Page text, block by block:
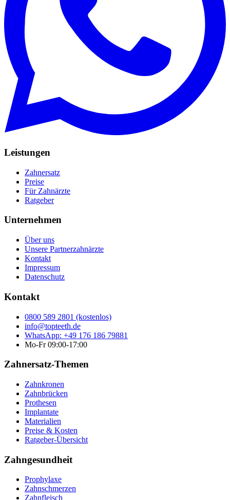
Leistungen
Zahnersatz
Preise
Für Zahnärzte
Ratgeber
Unternehmen
Über uns
Unsere Partnerzahnärzte
Kontakt
Impressum
Datenschutz
Kontakt
0800 589 2801 (kostenlos)
info@topteeth.de
WhatsApp: +49 176 186 79881
Mo-Fr 09:00-17:00
Zahnersatz-Themen
Zahnkronen
Zahnbrücken
Prothesen
Implantate
Materialien
Preise & Kosten
Ratgeber-Übersicht
Zahngesundheit
Prophylaxe
Zahnschmerzen
Zahnfleisch